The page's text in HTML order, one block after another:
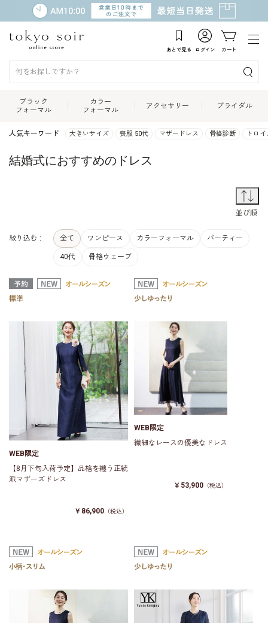
あとで見る ログイン カート
ブラック
フォーマル
カラー
フォーマル
アクセサリー ブライダル
人気キーワード 大きいサイズ 喪服 50代 マザードレス 骨格診断 トロ
結婚式におすすめのドレス
並び順
絞り込む : 全て ワンピース カラーフォーマル パーティー
40代 骨格ウェーブ
WEB限定
【8月下旬入荷予定】品格を纏う正統
派マザーズドレス
￥86,900 （税込）
WEB限定
繊細なレースの優美なドレス
￥53,900 （税込）